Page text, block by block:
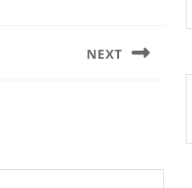
NEXT